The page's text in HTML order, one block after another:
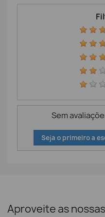
Sem
Seja o primeiro a
Aproveite as